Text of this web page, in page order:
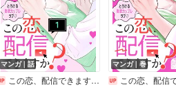
マンガ｜話
この恋、配信できますか? 分冊版
マンガ｜巻
この恋、配信で